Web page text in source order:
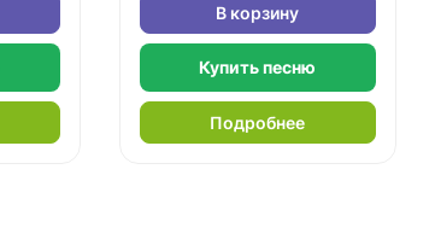
В корзину
Купить песню
Подробнее